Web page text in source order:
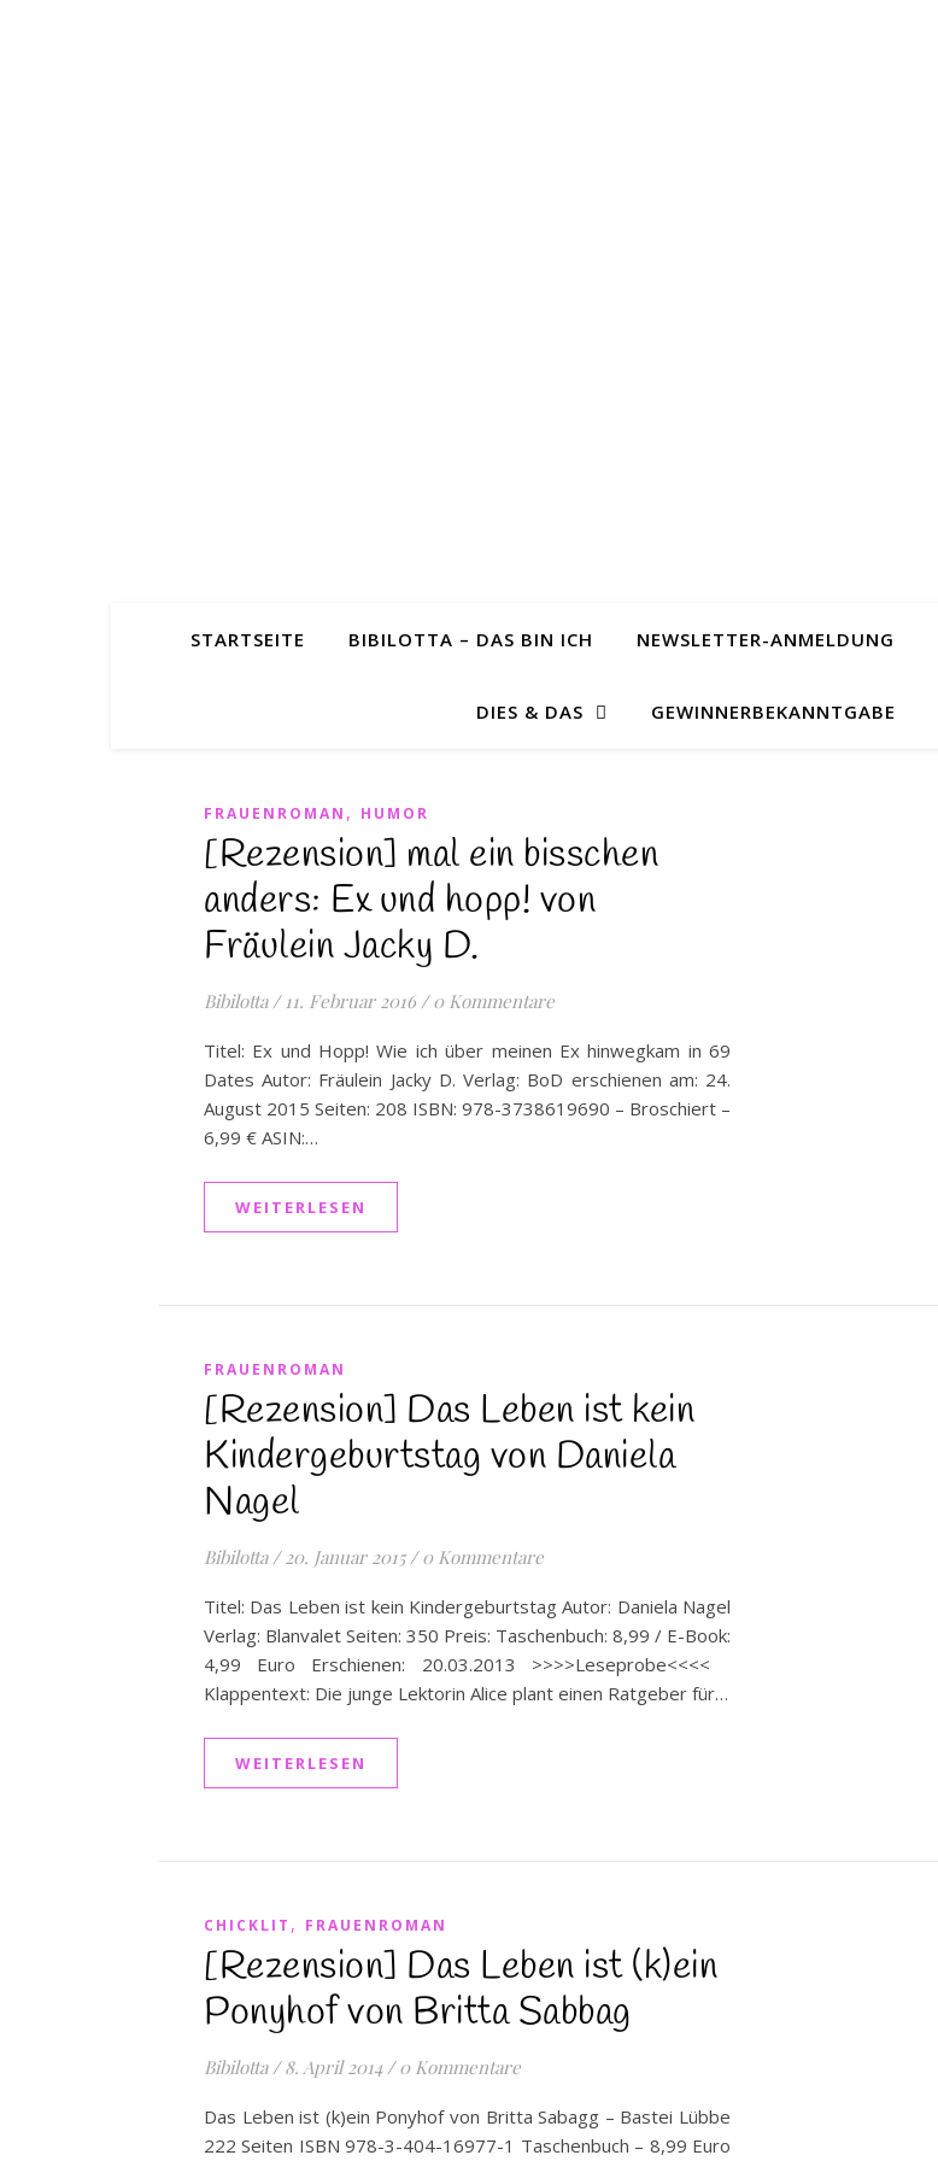
STARTSEITE BIBILOTTA – DAS BIN ICH NEWSLETTER-ANMELDUNG
DIES & DAS GEWINNERBEKANNTGABE
FRAUENROMAN , HUMOR
[Rezension] mal ein bisschen
anders: Ex und hopp! von
Fräulein Jacky D.
Bibilotta / 11. Februar 2016 / 0 Kommentare
Titel: Ex und Hopp! Wie ich über meinen Ex hinwegkam in 69
Dates Autor: Fräulein Jacky D. Verlag: BoD erschienen am: 24.
August 2015 Seiten: 208 ISBN: 978-3738619690 – Broschiert –
6,99 € ASIN:…
WEITERLESEN
FRAUENROMAN
[Rezension] Das Leben ist kein
Kindergeburtstag von Daniela
Nagel
Bibilotta / 20. Januar 2015 / 0 Kommentare
Titel: Das Leben ist kein Kindergeburtstag Autor: Daniela Nagel
Verlag: Blanvalet Seiten: 350 Preis: Taschenbuch: 8,99 / E-Book:
4,99 Euro Erschienen: 20.03.2013 >>>>Leseprobe<<<<
Klappentext: Die junge Lektorin Alice plant einen Ratgeber für…
WEITERLESEN
CHICKLIT , FRAUENROMAN
[Rezension] Das Leben ist (k)ein
Ponyhof von Britta Sabbag
Bibilotta / 8. April 2014 / 0 Kommentare
Das Leben ist (k)ein Ponyhof von Britta Sabagg – Bastei Lübbe
222 Seiten ISBN 978-3-404-16977-1 Taschenbuch – 8,99 Euro